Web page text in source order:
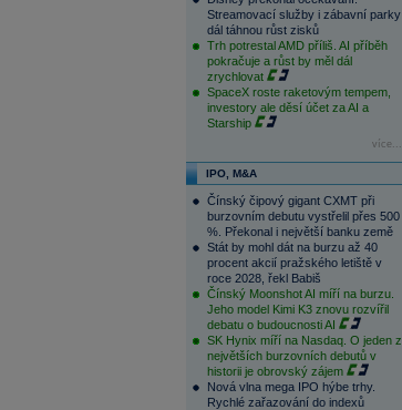
Streamovací služby i zábavní parky
dál táhnou růst zisků
Trh potrestal AMD příliš. AI příběh
pokračuje a růst by měl dál
zrychlovat
SpaceX roste raketovým tempem,
investory ale děsí účet za AI a
Starship
více...
IPO, M&A
Čínský čipový gigant CXMT při
burzovním debutu vystřelil přes 500
%. Překonal i největší banku země
Stát by mohl dát na burzu až 40
procent akcií pražského letiště v
roce 2028, řekl Babiš
Čínský Moonshot AI míří na burzu.
Jeho model Kimi K3 znovu rozvířil
debatu o budoucnosti AI
SK Hynix míří na Nasdaq. O jeden z
největších burzovních debutů v
historii je obrovský zájem
Nová vlna mega IPO hýbe trhy.
Rychlé zařazování do indexů